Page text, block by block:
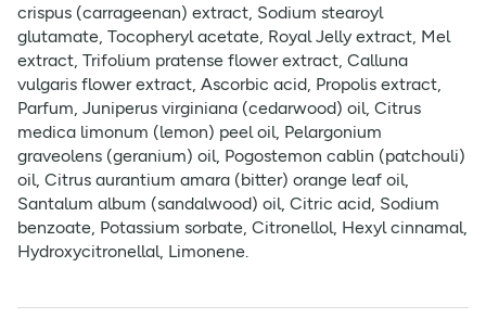
crispus (carrageenan) extract, Sodium stearoyl
glutamate, Tocopheryl acetate, Royal Jelly extract, Mel
extract, Trifolium pratense flower extract, Calluna
vulgaris flower extract, Ascorbic acid, Propolis extract,
Parfum, Juniperus virginiana (cedarwood) oil, Citrus
medica limonum (lemon) peel oil, Pelargonium
graveolens (geranium) oil, Pogostemon cablin (patchouli)
oil, Citrus aurantium amara (bitter) orange leaf oil,
Santalum album (sandalwood) oil, Citric acid, Sodium
benzoate, Potassium sorbate, Citronellol, Hexyl cinnamal,
Hydroxycitronellal, Limonene.